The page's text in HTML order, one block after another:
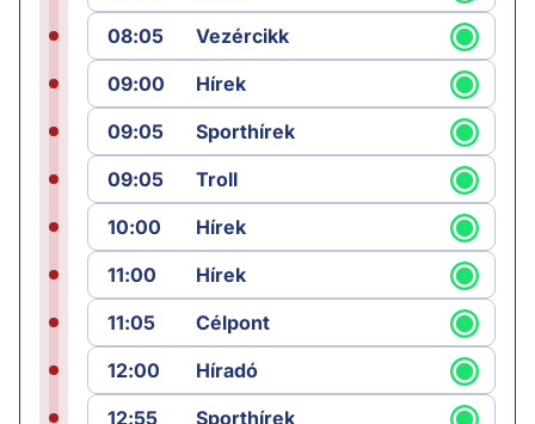
08:05
Vezércikk
09:00
Hírek
09:05
Sporthírek
09:05
Troll
10:00
Hírek
11:00
Hírek
11:05
Célpont
12:00
Híradó
12:55
Sporthírek